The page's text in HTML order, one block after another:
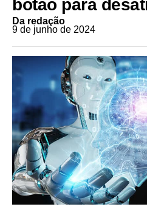
botão para
Da redação
9 de junho de 2024